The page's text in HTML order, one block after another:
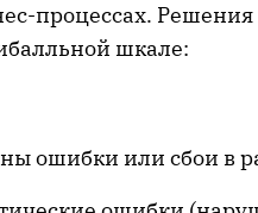
процессах.
шкале:
ошибки или сбои в